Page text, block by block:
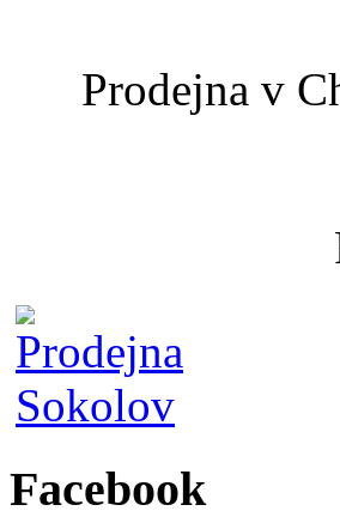
Prodejna v
Facebook